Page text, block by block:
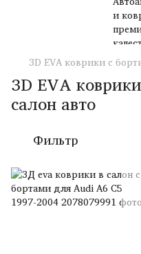
3D EVA коврики с
3D EVA
салон авто
Фильтр